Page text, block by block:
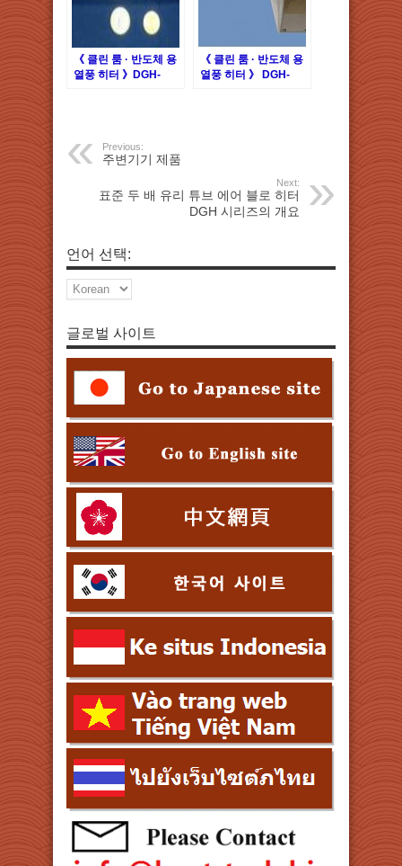
《 클린 룸 · 반도체 용
열풍 히터 》DGH-
《 클린 룸 · 반도체 용
열풍 히터 》 DGH-
Previous:
주변기기 제품
Next:
표준 두 배 유리 튜브 에어 블로 히터
DGH 시리즈의 개요
언어 선택:
글로벌 사이트